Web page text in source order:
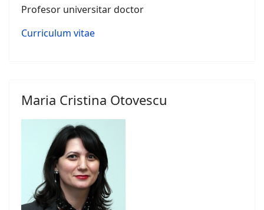
Profesor universitar doctor
Curriculum vitae
Maria Cristina Otovescu